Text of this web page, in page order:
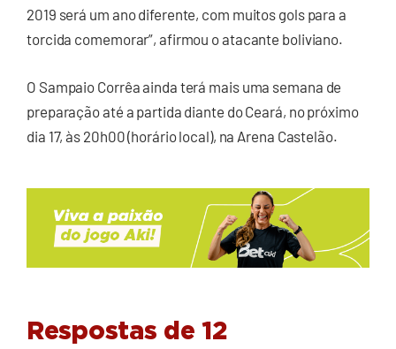
2019 será um ano diferente, com muitos gols para a
torcida comemorar”, afirmou o atacante boliviano.
O Sampaio Corrêa ainda terá mais uma semana de
preparação até a partida diante do Ceará, no próximo
dia 17, às 20h00 (horário local), na Arena Castelão.
Respostas de 12